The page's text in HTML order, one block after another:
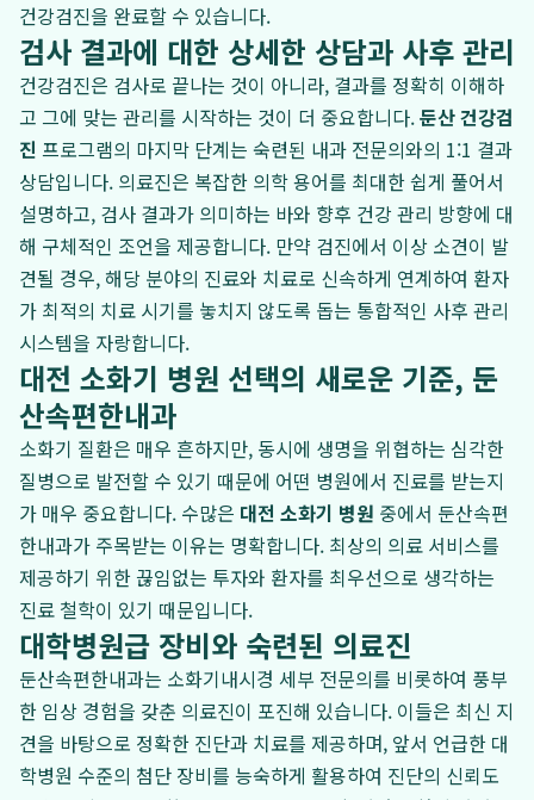
건강검진을 완료할 수 있습니다.
검사 결과에 대한 상세한 상담과 사후 관리
건강검진은 검사로 끝나는 것이 아니라, 결과를 정확히 이해하
고 그에 맞는 관리를 시작하는 것이 더 중요합니다.둔산 건강검
진 프로그램의 마지막 단계는 숙련된 내과 전문의와의 1:1 결과
상담입니다. 의료진은 복잡한 의학 용어를 최대한 쉽게 풀어서
설명하고, 검사 결과가 의미하는 바와 향후 건강 관리 방향에 대
해 구체적인 조언을 제공합니다. 만약 검진에서 이상 소견이 발
견될 경우, 해당 분야의 진료와 치료로 신속하게 연계하여 환자
가 최적의 치료 시기를 놓치지 않도록 돕는 통합적인 사후 관리
시스템을 자랑합니다.
대전 소화기 병원 선택의 새로운 기준, 둔
산속편한내과
소화기 질환은 매우 흔하지만, 동시에 생명을 위협하는 심각한
질병으로 발전할 수 있기 때문에 어떤 병원에서 진료를 받는지
가 매우 중요합니다. 수많은 대전 소화기 병원 중에서 둔산속편
한내과가 주목받는 이유는 명확합니다. 최상의 의료 서비스를
제공하기 위한 끊임없는 투자와 환자를 최우선으로 생각하는
진료 철학이 있기 때문입니다.
대학병원급 장비와 숙련된 의료진
둔산속편한내과는 소화기내시경 세부 전문의를 비롯하여 풍부
한 임상 경험을 갖춘 의료진이 포진해 있습니다. 이들은 최신 지
견을 바탕으로 정확한 진단과 치료를 제공하며, 앞서 언급한 대
학병원 수준의 첨단 장비를 능숙하게 활용하여 진단의 신뢰도